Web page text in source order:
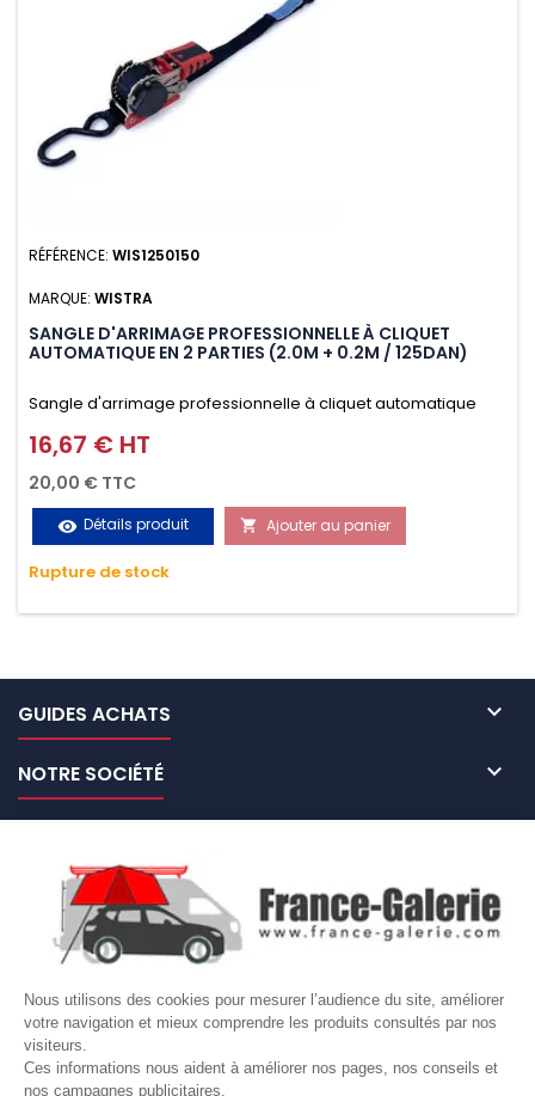
Nous utilisons des cookies pour mesurer l’audience du site, améliorer
votre navigation et mieux comprendre les produits consultés par nos
visiteurs.
Ces informations nous aident à améliorer nos pages, nos conseils et
nos campagnes publicitaires.
RÉFÉRENCE: WIS1250150
MARQUE: WISTRA
SANGLE D'ARRIMAGE PROFESSIONNELLE À CLIQUET
AUTOMATIQUE EN 2 PARTIES (2.0M + 0.2M / 125DAN)
Sangle d'arrimage professionnelle à cliquet automatique
avec crochet S en 2 parties (2.0M + 0.2M / 125daN), simple et
rapide d'utilisation. Permet d'arrimer et de sécuriser
vos chargements pendant le transport. Matière polyester
très résistante aux UV et aux variations de températures,
n'absorbe pas l'eau.
Prix
16,67 € HT
20,00 € TTC
visibility Détails produit  Ajouter au panier
Rupture de stock
GUIDES ACHATS 
NOTRE SOCIÉTÉ 
VOTRE COMPTE 
Site protégé par reCAPTCHA.
LETTRE D'INFORMATIONS